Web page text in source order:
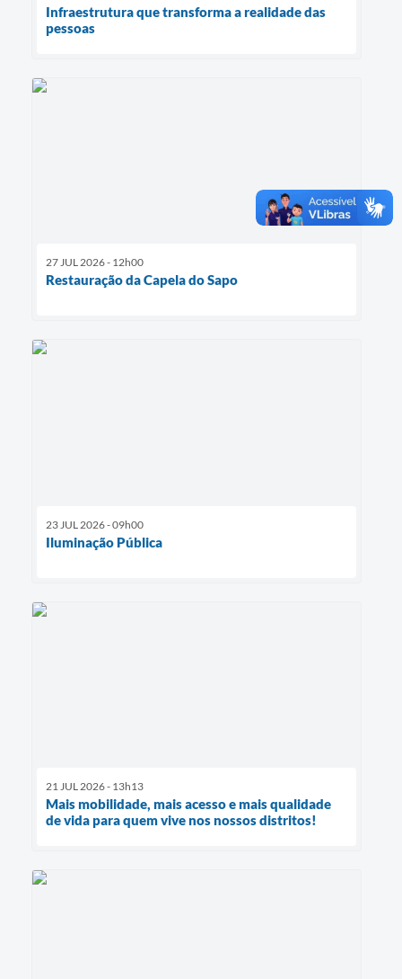
Infraestrutura que transforma a realidade das
pessoas
27 JUL 2026 - 12h00
Restauração da Capela do Sapo
23 JUL 2026 - 09h00
Iluminação Pública
21 JUL 2026 - 13h13
Mais mobilidade, mais acesso e mais qualidade
de vida para quem vive nos nossos distritos!